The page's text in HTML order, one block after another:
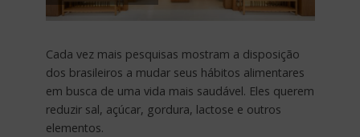
Cada vez mais pesquisas mostram a disposição
dos brasileiros a mudar seus hábitos alimentares
em busca de uma vida mais saudável. Eles querem
reduzir sal, açúcar, gordura, lactose e outros
elementos.